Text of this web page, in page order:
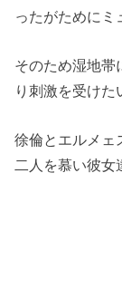
ったがためにミ
そのため湿地帯
り刺激を受けた
徐倫とエルメェ
二人を慕い彼女